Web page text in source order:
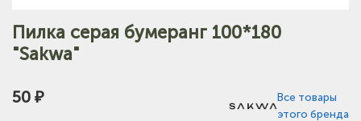
Пилка серая бумеранг 100*180
"Sakwa"
50 ₽
Все товары
этого бренда